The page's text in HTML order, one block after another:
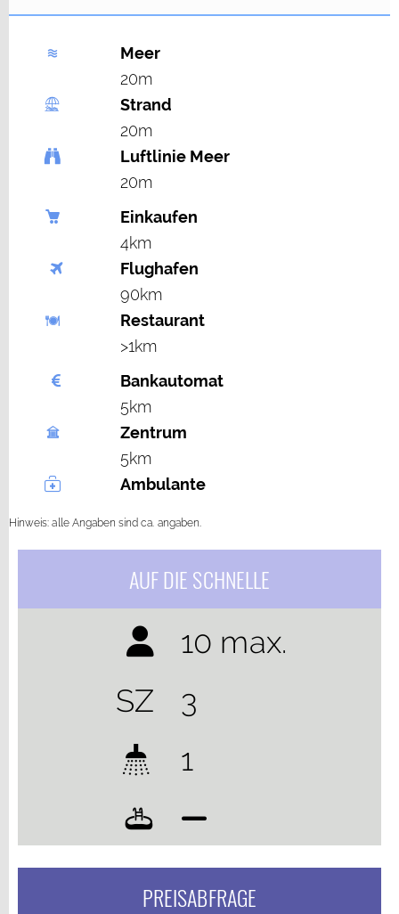
Meer
20m
Strand
20m
Luftlinie Meer
20m
Einkaufen
4km
Flughafen
90km
Restaurant
>1km
Bankautomat
5km
Zentrum
5km
Ambulante
Hinweis: alle Angaben sind ca. angaben.
AUF DIE SCHNELLE
10 max.
SZ
3
1
PREISABFRAGE